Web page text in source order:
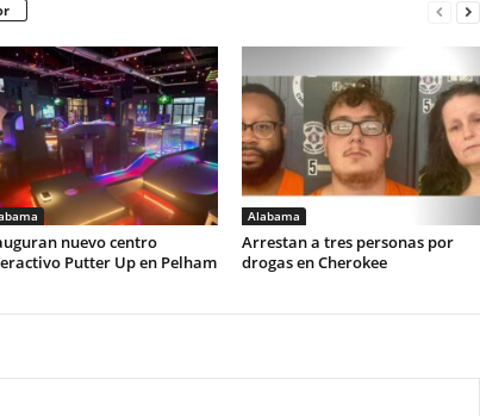
nuevo centro
Putter Up en Pelham
Alabama
Arrestan a tres personas por
drogas en Cherokee